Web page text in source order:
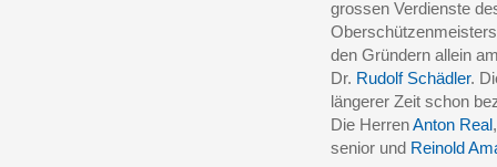
grossen Verdienste
den Gründern allein
Dr. Rudolf Schädler.
längerer Zeit schon
Die HerrenAnton Real
senior und Reinold